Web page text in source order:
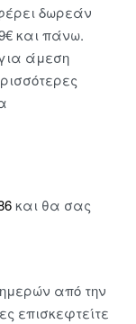
δωρεάν
και πάνω.
άμεση
και θα σας
από την
επισκεφτείτε